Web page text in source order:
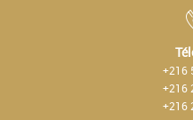
+216
+216
+216